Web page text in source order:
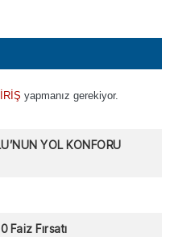
yapmanız gerekiyor.
YOL KONFORU
Faiz Fırsatı